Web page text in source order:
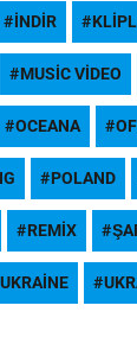
INDIR
MUSIC VIDEO
OCEANA
POLAND
REMIX
UKRAINE